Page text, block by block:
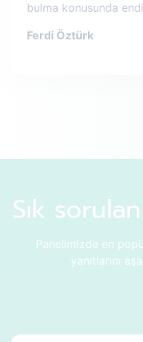
bulma konusunda
Ferdi Öztürk
Sık
Panelimizde en
yanıtlarını